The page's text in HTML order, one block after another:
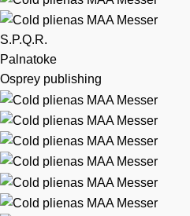
S.P.Q.R.
Palnatoke
Osprey publishing